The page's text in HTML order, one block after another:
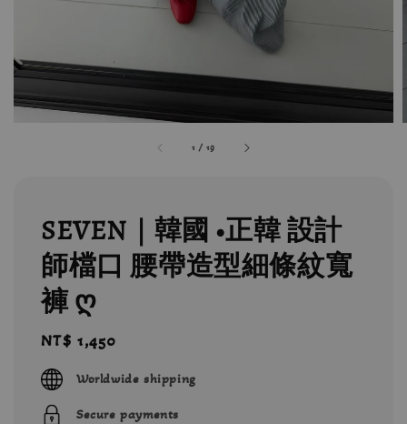
1 /19
SEVEN｜韓國 •正韓 設計
師檔口 腰帶造型細條紋寬
褲 ღ
Regular
price
NT$ 1,450
Worldwide shipping
Secure payments